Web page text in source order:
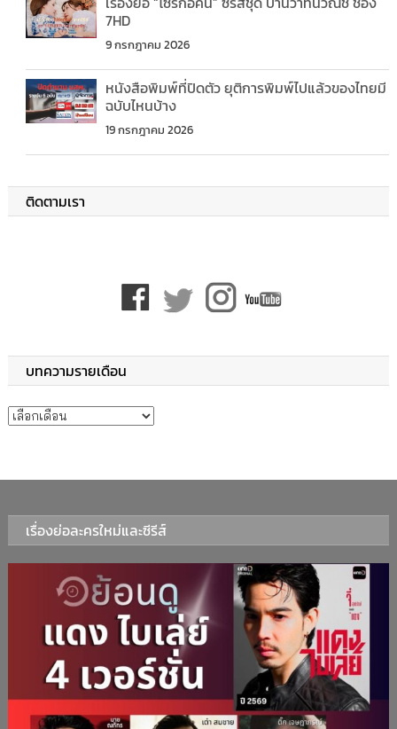
7HD
9 กรกฎาคม 2026
หนังสือพิมพ์ที่ปิดตัว ยุติการพิมพ์ไปแล้วของไทยมี
ฉบับไหนบ้าง
19 กรกฎาคม 2026
ติดตามเรา
บทความรายเดือน
บทความรายเดือน
เรื่องย่อละครใหม่และซีรีส์